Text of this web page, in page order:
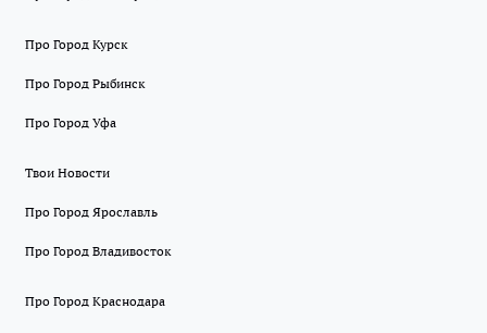
Про Город Курск
Про Город Рыбинск
Про Город Уфа
Твои Новости
Про Город Ярославль
Про Город Владивосток
Про Город Краснодара